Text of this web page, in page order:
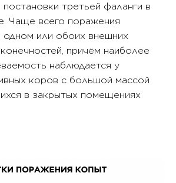
постановки третьей фаланги в
Чаще всего поражения
одном или обоих внешних
причём наиболее
наблюдается у
коров с большой массой
в закрытых помещениях